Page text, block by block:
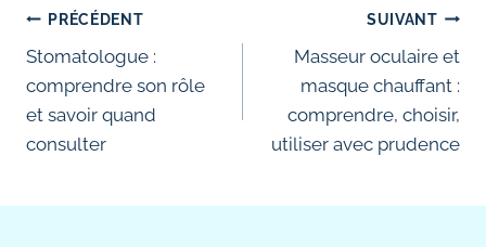
Navigation
de
l’article
PRÉCÉDENT
Stomatologue :
comprendre son rôle
et savoir quand
consulter
SUIVANT
Masseur oculaire et
masque chauffant :
comprendre, choisir,
utiliser avec prudence